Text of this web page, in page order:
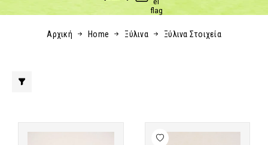
Αρχική Home Ξύλινα Ξύλινα Στοιχεία